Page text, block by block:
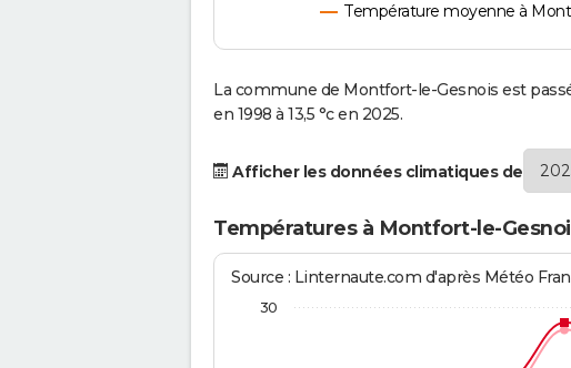
Température moyenne à
La commune de Montfort-le-Gesnois est
en 1998 à 13,5 °c en 2025.
Afficher les données climatiques de
Températures à Montfort-le-
Source : Linternaute.com d'après Météo
30